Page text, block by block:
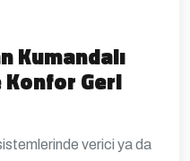
Kumandalı
Geri
verici ya da